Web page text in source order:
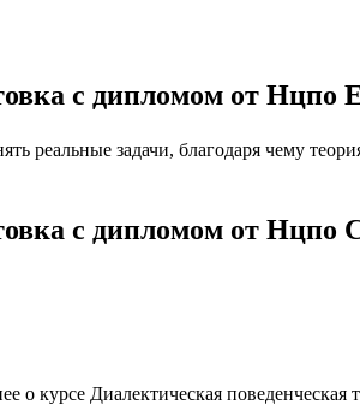
с дипломом от Нцпо
реальные задачи, благодаря чему
с дипломом от
о курсе Диалектическая поведенческая